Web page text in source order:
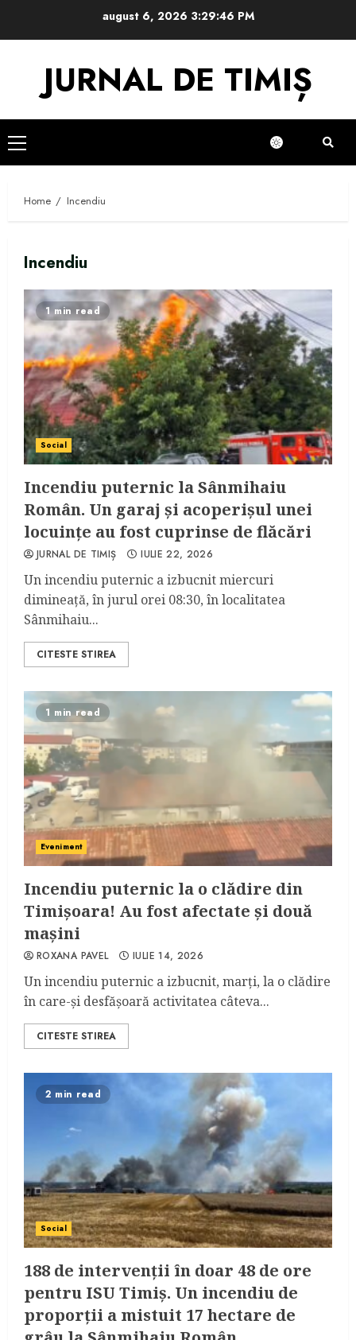
august 6, 2026 3:29:47 PM
JURNAL DE TIMIȘ
Primary
Menu
Home Incendiu
Incendiu
1 min read
Social
Incendiu puternic la Sânmihaiu
Român. Un garaj și acoperișul unei
locuințe au fost cuprinse de flăcări
JURNAL DE TIMIȘ IULIE 22, 2026
Un incendiu puternic a izbucnit miercuri
dimineață, în jurul orei 08:30, în localitatea
Sânmihaiu...
CITESTE STIREA
1 min read
Eveniment
Incendiu puternic la o clădire din
Timişoara! Au fost afectate şi două
maşini
ROXANA PAVEL IULIE 14, 2026
Un incendiu puternic a izbucnit, marţi, la o clădire
în care-şi desfăşoară activitatea câteva...
CITESTE STIREA
2 min read
Social
188 de intervenții în doar 48 de ore
pentru ISU Timiș. Un incendiu de
proporții a mistuit 17 hectare de